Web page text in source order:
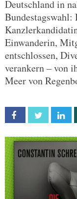
Deutschland in
Bundestagswahl:
Einwanderin,
entschlossen,
verankern – von
Meer von
Facebook Twitter